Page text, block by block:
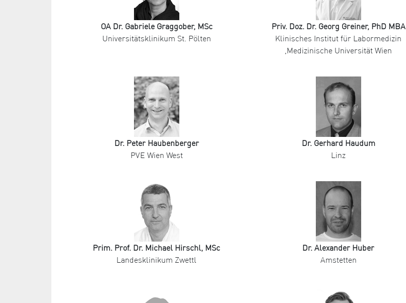
OA Dr. Gabriele Graggober, MSc
Universitätsklinikum St. Pölten
Priv. Doz. Dr. Georg Greiner, PhD MBA
Klinisches Institut für Labormedizin
,Medizinische Universität Wien
Dr. Peter Haubenberger
PVE Wien West
Dr. Gerhard Haudum
Linz
Prim. Prof. Dr. Michael Hirschl, MSc
Landesklinikum Zwettl
Dr. Alexander Huber
Amstetten